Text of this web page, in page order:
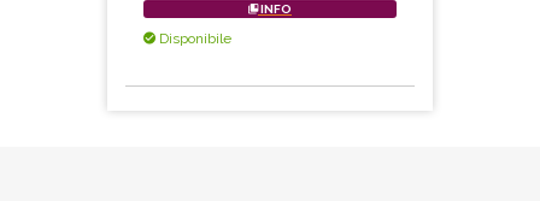
INFO
Disponibile